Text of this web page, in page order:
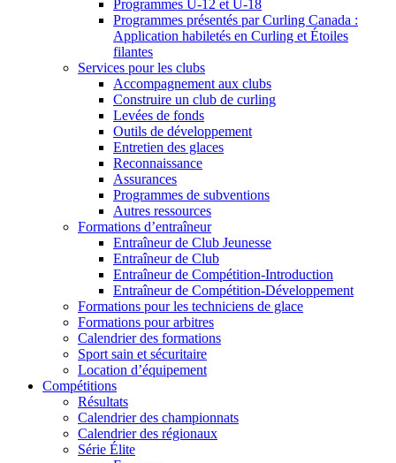
Programmes U-12 et U-18
Programmes présentés par Curling Canada :
Application habiletés en Curling et Étoiles
filantes
Services pour les clubs
Accompagnement aux clubs
Construire un club de curling
Levées de fonds
Outils de développement
Entretien des glaces
Reconnaissance
Assurances
Programmes de subventions
Autres ressources
Formations d’entraîneur
Entraîneur de Club Jeunesse
Entraîneur de Club
Entraîneur de Compétition-Introduction
Entraîneur de Compétition-Développement
Formations pour les techniciens de glace
Formations pour arbitres
Calendrier des formations
Sport sain et sécuritaire
Location d’équipement
Compétitions
Résultats
Calendrier des championnats
Calendrier des régionaux
Série Élite